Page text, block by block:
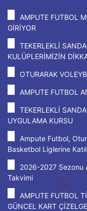
AMPUTE FUTBOL
GİRİYOR
TEKERLEKLİ
KULÜPLERİMİZİN
OTURARAK
AMPUTE FUTBOL
TEKERLEKLİ
UYGULAMA KURSU
Ampute Futbol,
Basketbol Liglerine
2026-2027 Sezonu
Takvimi
AMPUTE FUTBOL
GÜNCEL KART